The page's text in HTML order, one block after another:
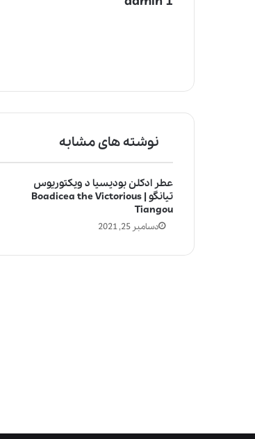
نوشته های مشابه
عطر ادکلن بودیسیا د ویکتوریوس
تیانگو | Boadicea the Victorious
Tiangou
دسامبر 25, 2021